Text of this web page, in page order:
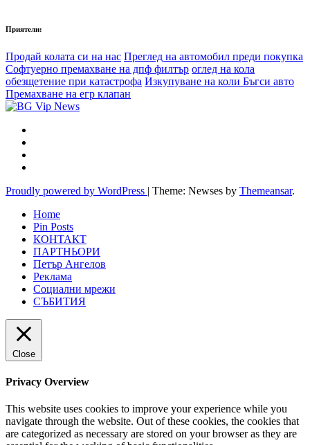
Приятели:
Продай колата си на нас Преглед на автомобил преди покупка
Софтуерно премахване на дпф филтър оглед на кола
обезщетение при катастрофа Изкупуване на коли Бъгси авто
Премахване на егр клапан
Proudly powered by WordPress | Theme: Newses by Themeansar.
Home
Pin Posts
КОНТАКТ
ПАРТНЬОРИ
Петър Ангелов
Реклама
Социални мрежи
СЪБИТИЯ
Close
Privacy Overview
This website uses cookies to improve your experience while you
navigate through the website. Out of these cookies, the cookies that
are categorized as necessary are stored on your browser as they are